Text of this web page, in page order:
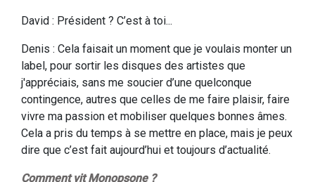
David : Président ? C’est à toi...
Denis : Cela faisait un moment que je voulais monter un
label, pour sortir les disques des artistes que
j'appréciais, sans me soucier d’une quelconque
contingence, autres que celles de me faire plaisir, faire
vivre ma passion et mobiliser quelques bonnes âmes.
Cela a pris du temps à se mettre en place, mais je peux
dire que c’est fait aujourd’hui et toujours d’actualité.
Comment vit Monopsone ?